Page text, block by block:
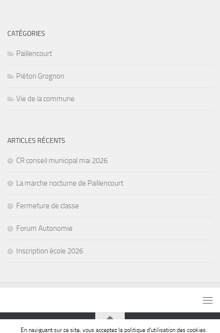
CATÉGORIES
Paillencourt
Piéton Grognon
Vie de la commune
ARTICLES RÉCENTS
CR conseil municipal mai 2026
La marche nocturne de Paillencourt
Fermeture de classe
Forum Autonomie
Inscription école 2026
En naviguant sur ce site, vous acceptez la politique d'utilisation des cookies.